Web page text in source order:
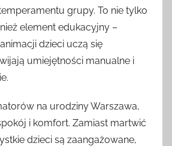
grupy. To nie tylko
element edukacyjny –
dzieci uczą się
umiejętności manualne i
na urodziny Warszawa,
i komfort. Zamiast martwić
dzieci są zaangażowane,